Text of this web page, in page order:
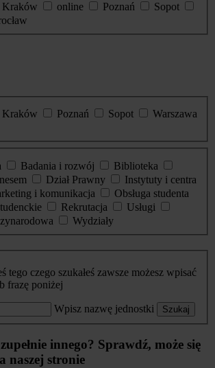
Kraków online Poznań
Sopot
Kraków Poznań Sopot
Warszawa
Badania i rozwój
Biblioteka
Dział Prawny
Instytuty i centra
i komunikacja
Obsługa studenta
Rekrutacja
Usługi
Wydziały
tego czego szukałeś zawsze możesz wpisać
frazę poniżej
Wpisz nazwę jednostki Szukaj
innego? Sprawdź, może się
naszej stronie